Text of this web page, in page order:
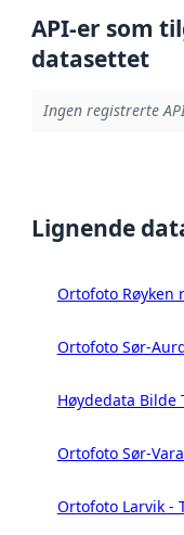
API-er som
datasettet
Ingen registrerte
Lignende
Ortofoto Røyken
Ortofoto Sør-
Høydedata Bilde
Ortofoto Sør-
Ortofoto Larvik -